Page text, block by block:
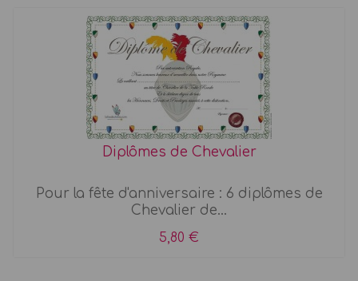
Diplômes de Chevalier
Pour la fête d'anniversaire : 6 diplômes de
Chevalier de...
5,80 €